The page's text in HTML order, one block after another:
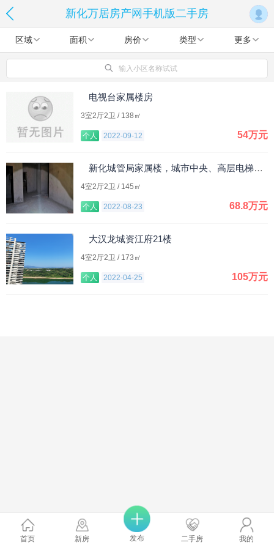
新化万居房产网手机版二手房
区域 面积 房价 类型 更多
输入小区名称试试
电视台家属楼房
3室2厅2卫 / 138㎡
个人 2022-09-12 54万元
新化城管局家属楼，城市中央、高层电梯房、学区房
4室2厅2卫 / 145㎡
个人 2022-08-23 68.8万元
大汉龙城资江府21楼
4室2厅2卫 / 173㎡
个人 2022-04-25 105万元
首页 新房 发布 二手房 我的